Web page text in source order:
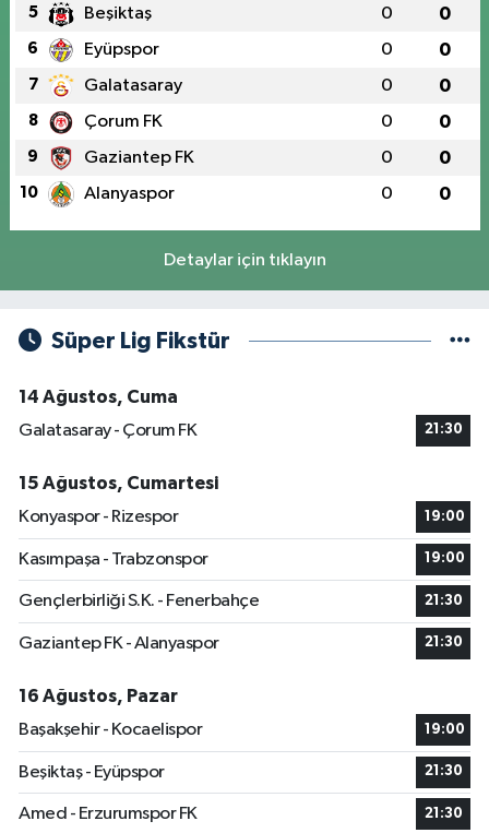
5 Beşiktaş 0 0
6 Eyüpspor 0 0
7 Galatasaray 0 0
8 Çorum FK 0 0
9 Gaziantep FK 0 0
10 Alanyaspor 0 0
Detaylar için tıklayın
Süper Lig Fikstür
14 Ağustos, Cuma
Galatasaray - Çorum FK
21:30
15 Ağustos, Cumartesi
Konyaspor - Rizespor
19:00
Kasımpaşa - Trabzonspor 19:00
Gençlerbirliği S.K. - Fenerbahçe 21:30
Gaziantep FK - Alanyaspor 21:30
16 Ağustos, Pazar
Başakşehir - Kocaelispor
19:00
Beşiktaş - Eyüpspor 21:30
Amed - Erzurumspor FK 21:30